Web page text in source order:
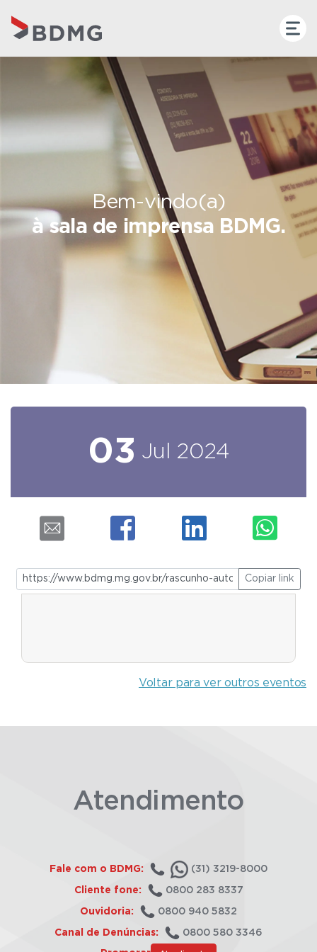
Bem-vindo(a)
à sala de imprensa BDMG.
03 Jul 2024
Copiar link
Voltar para ver outros eventos
Atendimento
Fale com o BDMG: (31) 3219-8000
Cliente fone: 0800 283 8337
Ouvidoria: 0800 940 5832
Canal de Denúncias: 0800 580 3346